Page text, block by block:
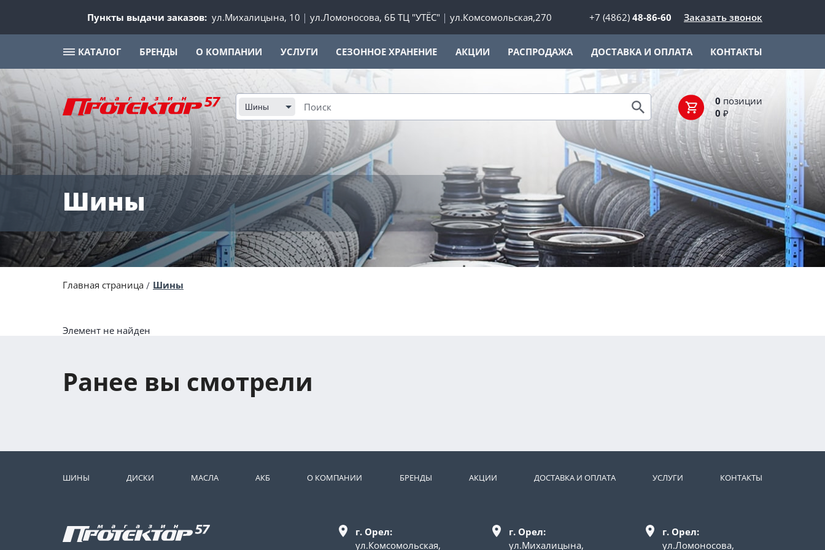
Пункты выдачи заказов: ул.Михалицына, 10 ул.Ломоносова, 6Б ТЦ "УТЁС" ул.Комсомольская,270 +7 (4862) 48-86-60 Заказать звонок
КАТАЛОГ БРЕНДЫ О КОМПАНИИ УСЛУГИ СЕЗОННОЕ ХРАНЕНИЕ АКЦИИ РАСПРОДАЖА ДОСТАВКА И ОПЛАТА КОНТАКТЫ
Шины 0 позиции
0 ₽
Шины
Главная страница Шины
Элемент не найден
Ранее вы смотрели
ШИНЫ ДИСКИ МАСЛА АКБ О КОМПАНИИ БРЕНДЫ АКЦИИ ДОСТАВКА И ОПЛАТА УСЛУГИ КОНТАКТЫ
г. Орел:
ул.Комсомольская,
г. Орел:
ул.Михалицына,
г. Орел:
ул.Ломоносова,